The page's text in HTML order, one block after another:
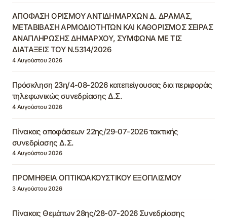
ΑΠΟΦΑΣΗ ΟΡΙΣΜΟΥ ΑΝΤΙΔΗΜΑΡΧΩΝ Δ. ΔΡΑΜΑΣ,
ΜΕΤΑΒΙΒΑΣΗ ΑΡΜΟΔΙΟΤΗΤΩΝ ΚΑΙ ΚΑΘΟΡΙΣΜΟΣ ΣΕΙΡΑΣ
ΑΝΑΠΛΗΡΩΣΗΣ ΔΗΜΑΡΧΟΥ, ΣΥΜΦΩΝΑ ΜΕ ΤΙΣ
ΔΙΑΤΑΞΕΙΣ ΤΟΥ Ν.5314/2026
4 Αυγούστου 2026
Πρόσκληση 23η/4-08-2026 κατεπείγουσας δια περιφοράς
τηλεφωνικώς συνεδρίασης Δ.Σ.
4 Αυγούστου 2026
Πίνακας αποφάσεων 22ης/29-07-2026 τακτικής
συνεδρίασης Δ.Σ.
4 Αυγούστου 2026
ΠΡΟΜΗΘΕΙΑ ΟΠΤΙΚΟΑΚΟΥΣΤΙΚΟΥ ΕΞΟΠΛΙΣΜΟΥ
3 Αυγούστου 2026
Πίνακας Θεμάτων 28ης/28-07-2026 Συνεδρίασης